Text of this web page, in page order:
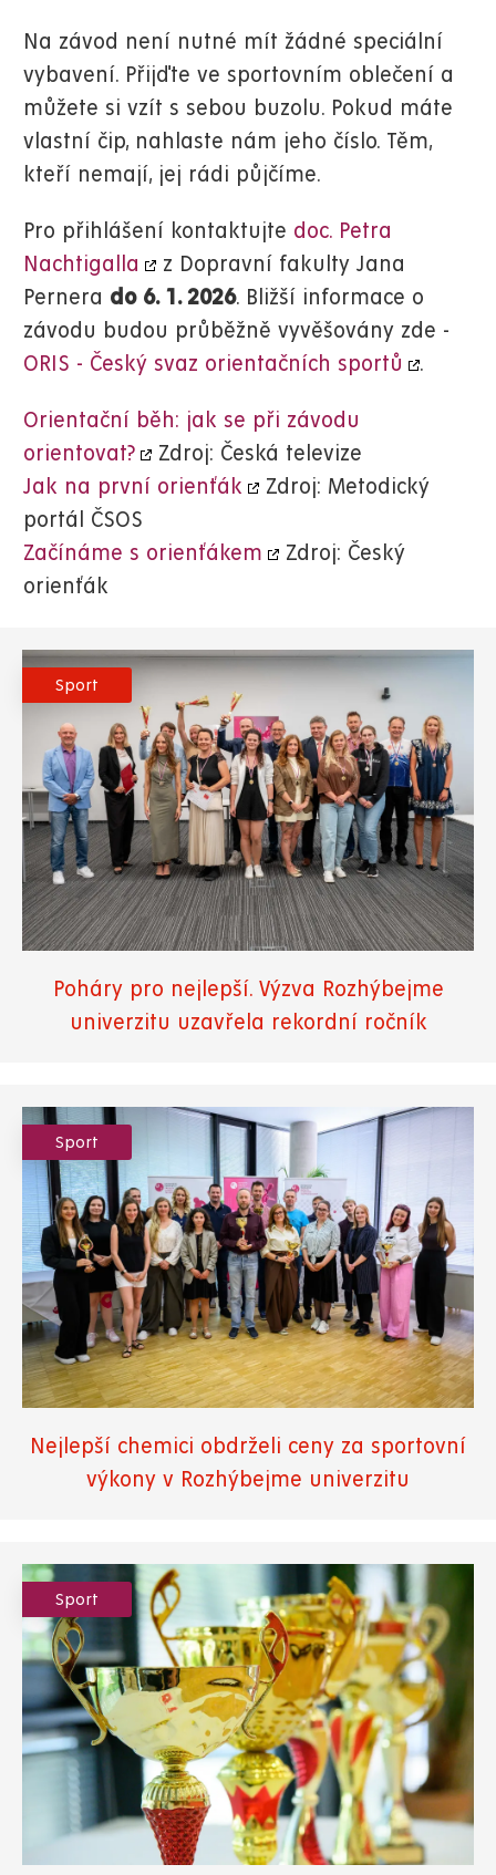
Na závod není nutné mít žádné speciální
vybavení. Přijďte ve sportovním oblečení a
můžete si vzít s sebou buzolu. Pokud máte
vlastní čip, nahlaste nám jeho číslo. Těm,
kteří nemají, jej rádi půjčíme.
Pro přihlášení kontaktujte doc. Petra
Nachtigalla
z Dopravní fakulty Jana
Pernera do 6. 1. 2026. Bližší informace o
závodu budou průběžně vyvěšovány zde -
ORIS - Český svaz orientačních sportů
.
Orientační běh: jak se při závodu
orientovat?
Zdroj: Česká televize
Jak na první orienťák
Zdroj: Metodický
portál ČSOS
Začínáme s orienťákem
Zdroj: Český
orienťák
Sport
Poháry pro nejlepší. Výzva Rozhýbejme
univerzitu uzavřela rekordní ročník
Sport
Nejlepší chemici obdrželi ceny za sportovní
výkony v Rozhýbejme univerzitu
Sport